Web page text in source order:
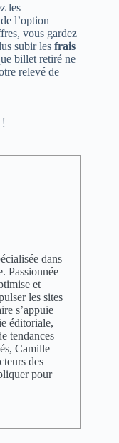
les
l’option
vous gardez
subir les frais
billet retiré ne
relevé de
dans
Passionnée
et
les sites
s’appuie
éditoriale,
tendances
Camille
des
pour